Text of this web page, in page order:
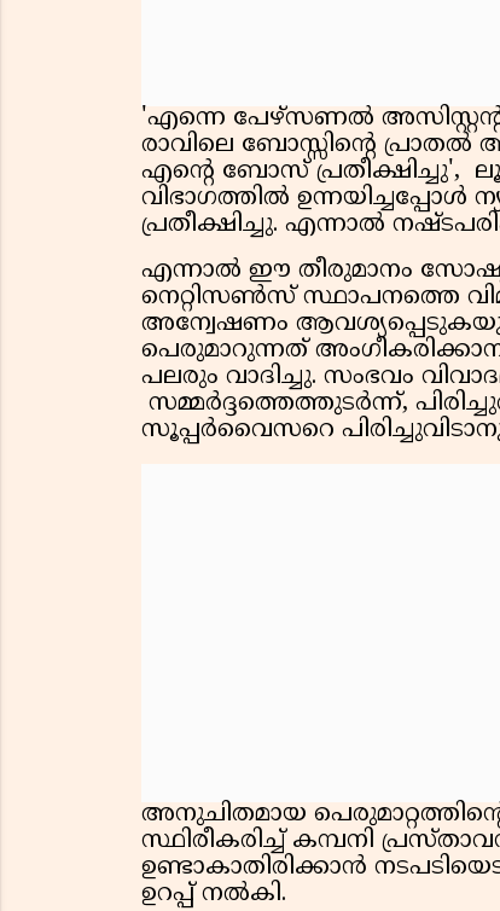
'എന്നെ പേഴ്സണല്‍
രാവിലെ ബോസ്സിന്റെ
എന്റെ ബോസ് പ്രതീക്ഷിച്ചു', ലൂ
വിഭാഗത്തിൽ ഉന്നയിച്ചപ്പോള്‍
പ്രതീക്ഷിച്ചു. എന്നാൽ
എന്നാൽ ഈ തീരുമാനം
നെറ്റിസണ്‍സ് സ്ഥാപനത്തെ
അന്വേഷണം
പെരുമാറുന്നത്
പലരും വാദിച്ചു. സംഭവം
സമ്മര്‍ദ്ദത്തെത്തുടര്‍ന്ന്,
സൂപ്പര്‍വൈസറെ
അനുചിതമായ
സ്ഥിരീകരിച്ച് കമ്പനി
ഉണ്ടാകാതിരിക്കാന്‍
ഉറപ്പ് നല്‍കി.